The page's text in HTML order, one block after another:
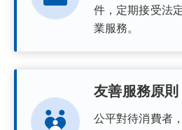
件，定期接受法
業服務。
友善服務原則
公平對待消費者